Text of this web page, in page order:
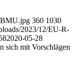
360 1030
2023/12/EU-R-
2020-05-28
sich mit Vorschlägen